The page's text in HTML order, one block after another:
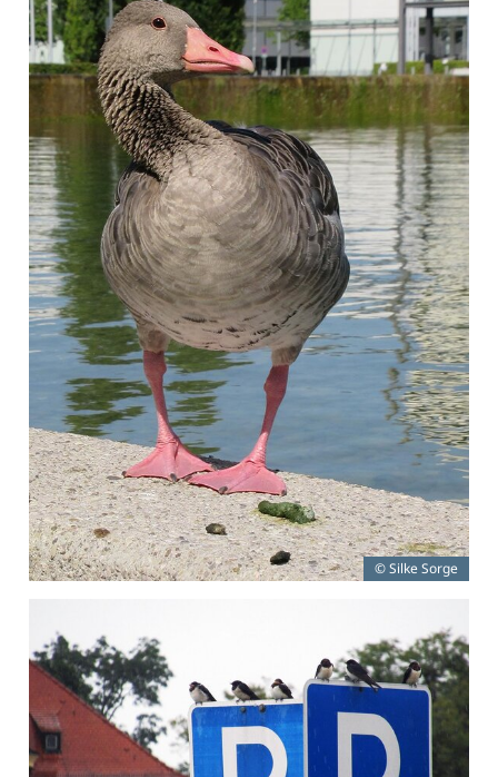
© Silke Sorge